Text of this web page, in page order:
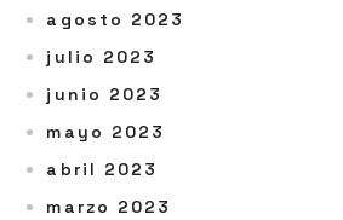
agosto 2023
julio 2023
junio 2023
mayo 2023
abril 2023
marzo 2023